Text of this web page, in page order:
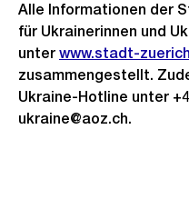
Alle Informationen der
für Ukrainerinnen und
unter Externer
Link:
www.stadt-
zusammengestellt.
Ukraine-Hotline unter
ukraine@aoz.ch.